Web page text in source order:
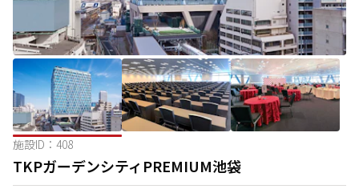
施設ID： 408
TKPガーデンシティPREMIUM池袋